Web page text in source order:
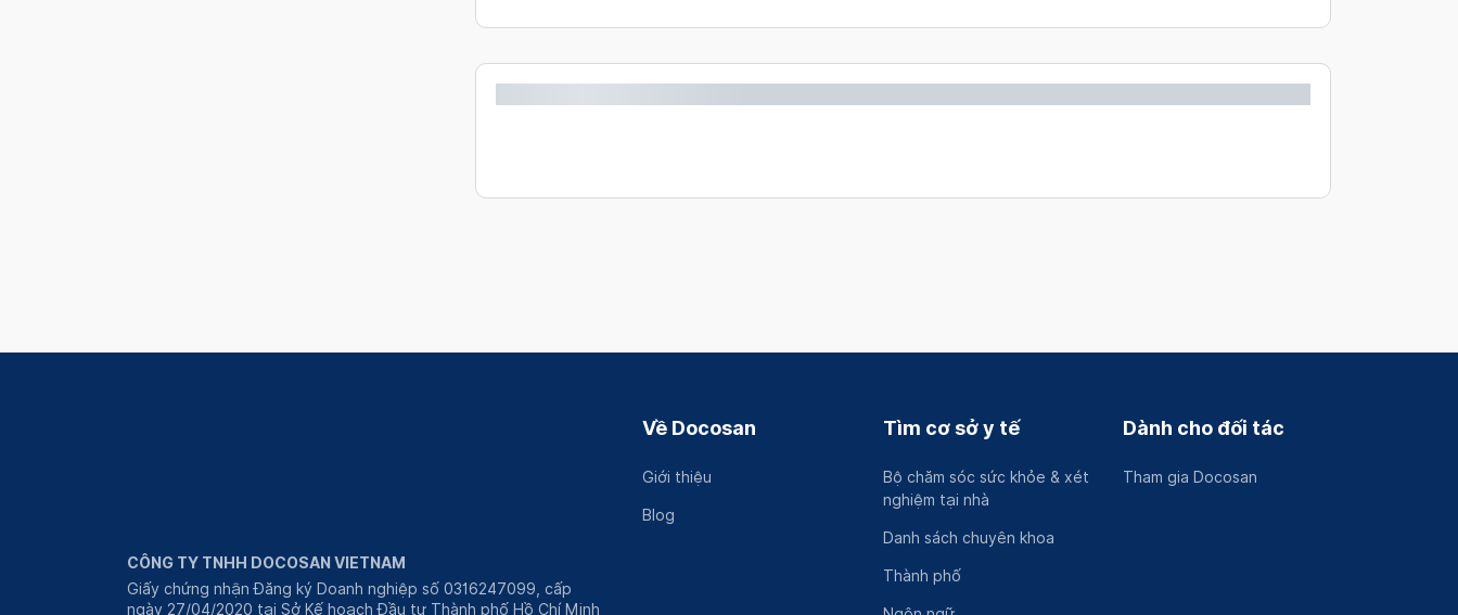
CÔNG TY TNHH DOCOSAN VIETNAM
Giấy chứng nhận Đăng ký Doanh nghiệp số 0316247099, cấp
ngày 27/04/2020 tại Sở Kế hoạch Đầu tư Thành phố Hồ Chí Minh
Về Docosan
Giới thiệu
Blog
Tìm cơ sở y tế
Bộ chăm sóc sức khỏe & xét
nghiệm tại nhà
Danh sách chuyên khoa
Thành phố
Dành cho đối tác
Tham gia Docosan